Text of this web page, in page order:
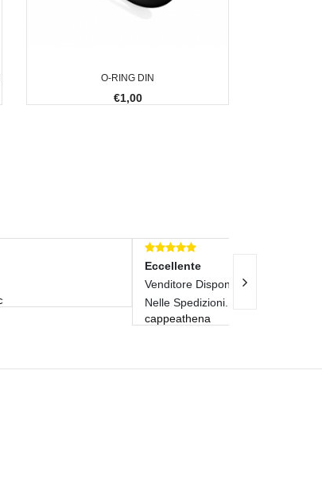
O-RING DIN
€1,00
Venditore Disponibile E Rapidissimo
Nelle Spedizioni. 10++++
Venditore